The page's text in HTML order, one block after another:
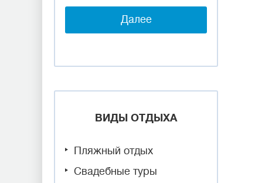
Далее
ВИДЫ ОТДЫХА
Пляжный отдых
Свадебные туры